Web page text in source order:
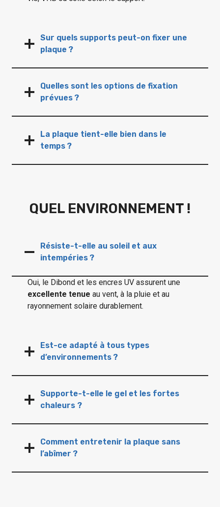
Sur quels supports peut-on fixer une
plaque ?
Quelles sont les options de fixation
prévues ?
La plaque tient-elle bien dans le
temps ?
QUEL ENVIRONNEMENT !
Résiste-t-elle au soleil et aux
intempéries ?
Oui, le Dibond et les encres UV assurent une
excellente tenue au vent, à la pluie et au
rayonnement solaire durablement.
Est-ce adapté à tous types
d’environnements ?
Supporte-t-elle le gel et les fortes
chaleurs ?
Comment entretenir la plaque sans
l’abîmer ?